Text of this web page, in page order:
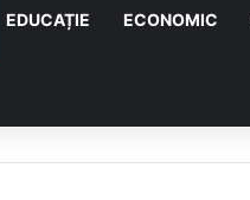
EDUCAȚIE ECONOMIC